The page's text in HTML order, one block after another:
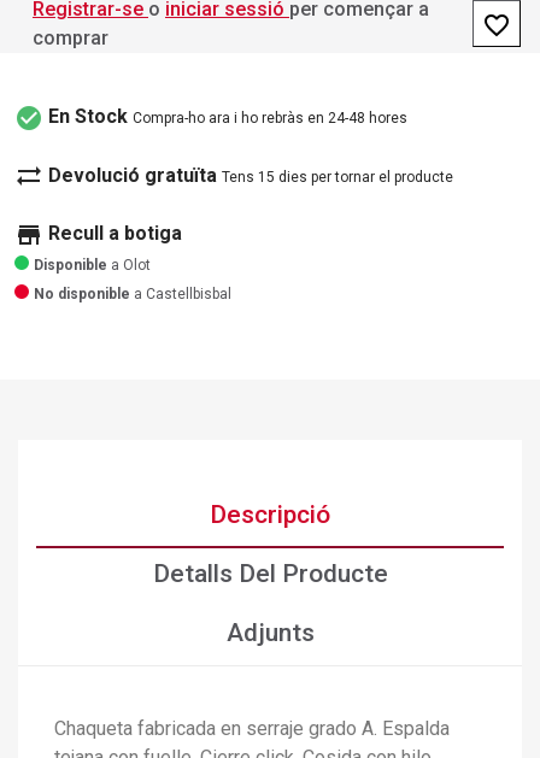
Registrar-se o iniciar sessió per començar a
comprar
favorite_border
check_circle En Stock Compra-ho ara i ho rebràs en 24-48 hores
sync_alt Devolució gratuïta Tens 15 dies per tornar el producte
store Recull a botiga
Disponible a Olot
No disponible a Castellbisbal
Descripció
Detalls Del Producte
Adjunts
Chaqueta fabricada en serraje grado A. Espalda